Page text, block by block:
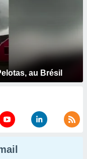
au Brésil